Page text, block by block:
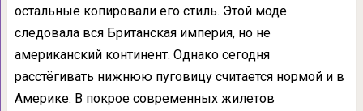
остальные копировали его стиль. Этой моде
следовала вся Британская империя, но не
американский континент. Однако сегодня
расстёгивать нижнюю пуговицу считается нормой и в
Америке. В покрое современных жилетов